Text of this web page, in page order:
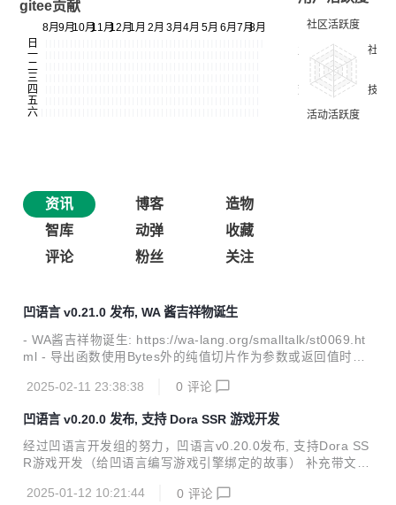
gitee贡献
资讯 博客
造物
智库
动弹
收藏
评论
粉丝 关注
凹语言 v0.21.0 发布, WA 酱吉祥物诞生
- WA酱吉祥物诞生: https://wa-lang.org/smalltalk/st0069.ht
ml - 导出函数使用Bytes外的纯值切片作为参数或返回值时，
memory.copy` 指令 - 优化底层内存管理`malloc`函数的实现
2025-02-11 23:38:38 0 评论
凹语言 v0.20.0 发布, 支持 Dora SSR 游戏开发
经过凹语言开发组的努力，凹语言v0.20.0发布, 支持Dora SS
R游戏开发（给凹语言编写游戏引擎绑定的故事） 补充带文字
b.com/IppClub/dora-wa 支持 github action 自动化构建: http
2025-01-12 10:21:44 0 评论